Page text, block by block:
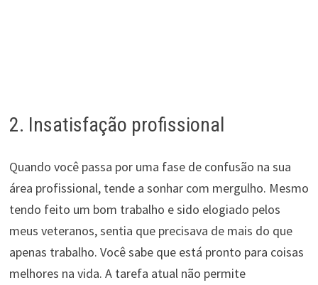
2. Insatisfação profissional
Quando você passa por uma fase de confusão na sua
área profissional, tende a sonhar com mergulho. Mesmo
tendo feito um bom trabalho e sido elogiado pelos
meus veteranos, sentia que precisava de mais do que
apenas trabalho. Você sabe que está pronto para coisas
melhores na vida. A tarefa atual não permite